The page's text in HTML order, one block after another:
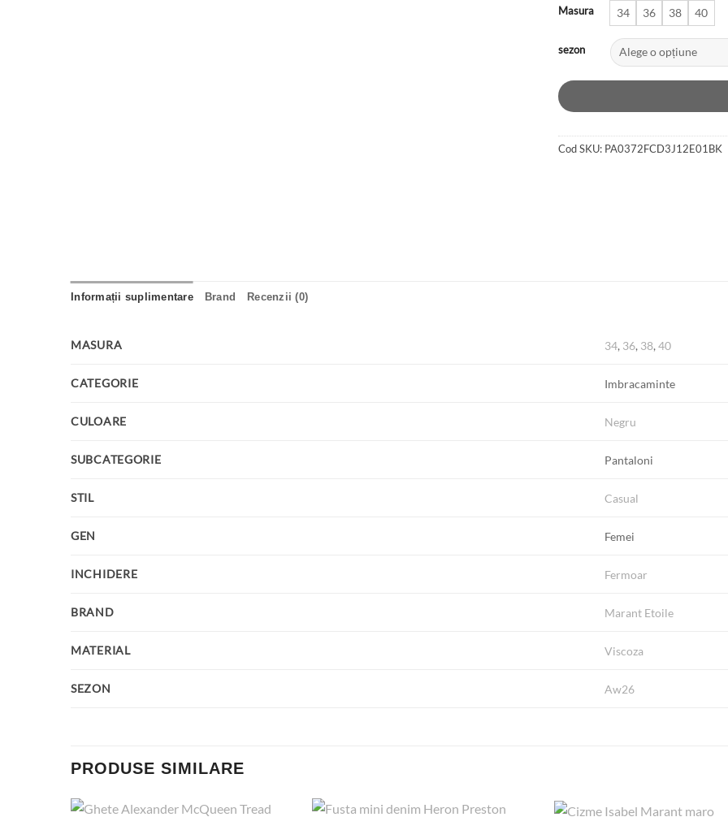
Masura 34 36 38 40
sezon
Cod SKU: PA0372FCD3J12E01BK
Informații suplimentare Brand Recenzii (0)
MASURA 34, 36, 38,40
CATEGORIE Imbracaminte
CULOARE Negru
SUBCATEGORIE Pantaloni
STIL Casual
GEN Femei
INCHIDERE Fermoar
BRAND Marant Etoile
MATERIAL Viscoza
SEZON Aw26
PRODUSE SIMILARE